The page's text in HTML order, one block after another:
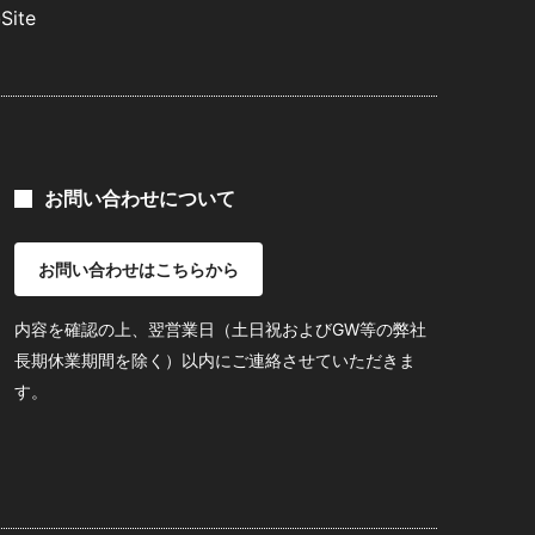
お問い合わせについて
お問い合わせはこちらから
内容を確認の上、翌営業日（土日祝およびGW等の弊社
長期休業期間を除く）以内にご連絡させていただきま
す。